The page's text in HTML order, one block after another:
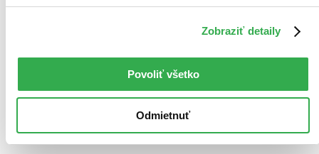
Zobraziť detaily
Povoliť všetko
Odmietnuť